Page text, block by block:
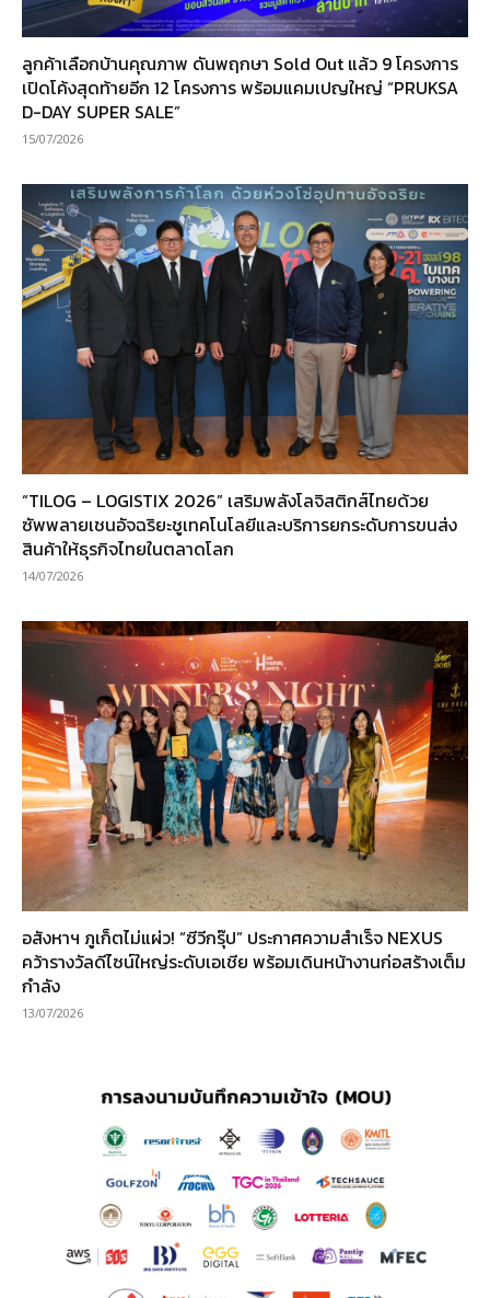
ลูกค้าเลือกบ้านคุณภาพ ดันพฤกษา Sold Out แล้ว 9 โครงการ
เปิดโค้งสุดท้ายอีก 12 โครงการ พร้อมแคมเปญใหญ่ “PRUKSA
D-DAY SUPER SALE”
15/07/2026
“TILOG – LOGISTIX 2026” เสริมพลังโลจิสติกส์ไทยด้วย
ซัพพลายเชนอัจฉริยะชูเทคโนโลยีและบริการยกระดับการขนส่ง
สินค้าให้ธุรกิจไทยในตลาดโลก
14/07/2026
อสังหาฯ ภูเก็ตไม่แผ่ว! “ซีวีกรุ๊ป” ประกาศความสำเร็จ NEXUS
คว้ารางวัลดีไซน์ใหญ่ระดับเอเชีย พร้อมเดินหน้างานก่อสร้างเต็ม
กำลัง
13/07/2026